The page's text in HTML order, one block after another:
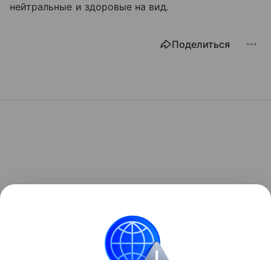
нейтральные и здоровые на вид.
Поделиться